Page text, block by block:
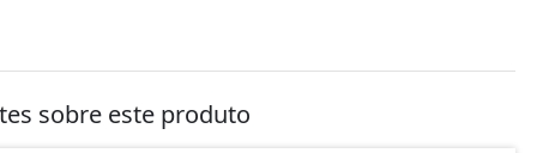
sobre este produto